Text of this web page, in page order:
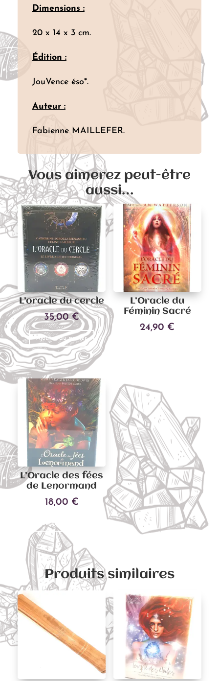
Dimensions :
20 x 14 x 3 cm.
Édition :
JouVence éso*.
Auteur :
Fabienne MAILLEFER.
Vous aimerez peut-être
aussi…
L’oracle du cercle
35,00€
Ajouter au panier
L’Oracle du
Féminin Sacré
24,90 €
L’Oracle des fées
de Lenormand
18,00 €
Ajouter au panier
Produits similaires